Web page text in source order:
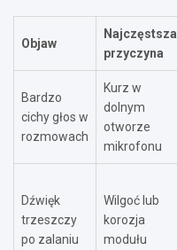
Objaw
Najczęstsza
przyczyna
Bardzo
cichy głos w
rozmowach
Kurz w
dolnym
otworze
mikrofonu
Dźwięk
trzeszczy
po zalaniu
Wilgoć lub
korozja
modułu